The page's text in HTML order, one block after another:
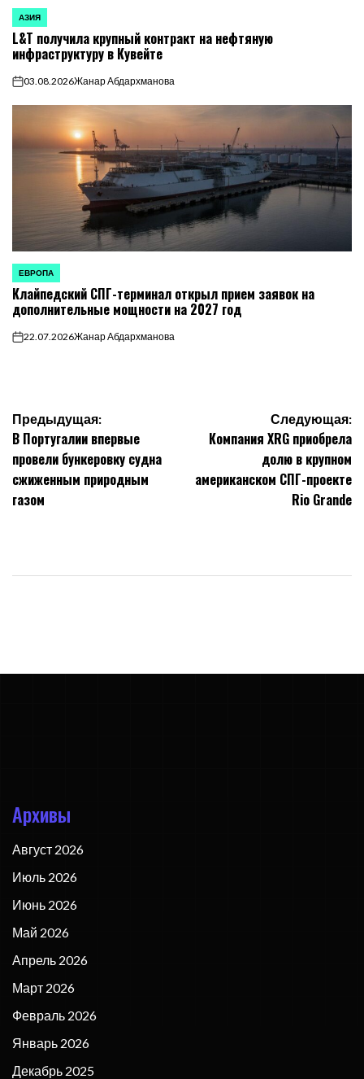
ОПУБЛИКОВАНО
АЗИЯ
L&T получила крупный контракт на нефтяную
инфраструктуру в Кувейте
on03.08.2026Жанар Абдархманова
ОПУБЛИКОВАНО
В
ЕВРОПА
Клайпедский СПГ-терминал открыл прием заявок на
дополнительные мощности на 2027 год
on22.07.2026Жанар Абдархманова
Навигация
по
записям
Предыдущая:
В Португалии впервые
провели бункеровку судна
сжиженным природным
газом
Следующая:
Компания XRG приобрела
долю в крупном
американском СПГ-проекте
Rio Grande
Архивы
Август 2026
Июль 2026
Июнь 2026
Май 2026
Апрель 2026
Март 2026
Февраль 2026
Январь 2026
Декабрь 2025